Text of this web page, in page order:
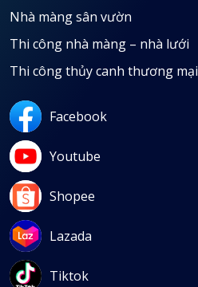
Nhà màng sân vườn
Thi công nhà màng – nhà lưới
Thi công thủy canh thương mại
Facebook
Youtube
Shopee
Lazada
Tiktok